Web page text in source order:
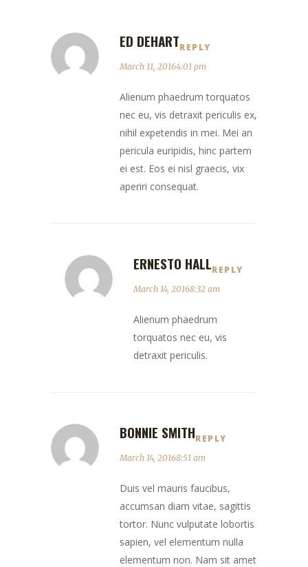
ED DEHARTREPLY
March 11, 20164:01 pm
Alienum phaedrum torquatos
nec eu, vis detraxit periculis ex,
nihil expetendis in mei. Mei an
pericula euripidis, hinc partem
ei est. Eos ei nisl graecis, vix
aperiri consequat.
ERNESTO HALLREPLY
March 14, 20168:32 am
Alienum phaedrum
torquatos nec eu, vis
detraxit periculis.
BONNIE SMITHREPLY
March 14, 20168:51 am
Duis vel mauris faucibus,
accumsan diam vitae, sagittis
tortor. Nunc vulputate lobortis
sapien, vel elementum nulla
elementum non. Nam sit amet